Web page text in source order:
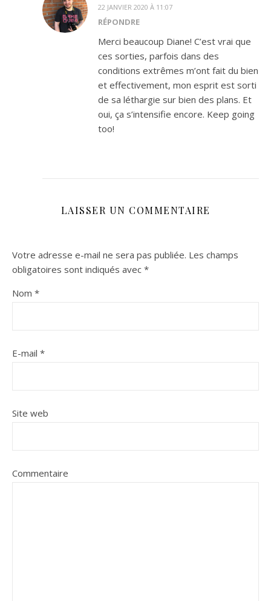
22 JANVIER 2020 À 11:07
RÉPONDRE
Merci beaucoup Diane! C’est vrai que
ces sorties, parfois dans des
conditions extrêmes m’ont fait du bien
et effectivement, mon esprit est sorti
de sa léthargie sur bien des plans. Et
oui, ça s’intensifie encore. Keep going
too!
LAISSER UN COMMENTAIRE
Votre adresse e-mail ne sera pas publiée. Les champs
obligatoires sont indiqués avec *
Nom *
E-mail *
Site web
Commentaire